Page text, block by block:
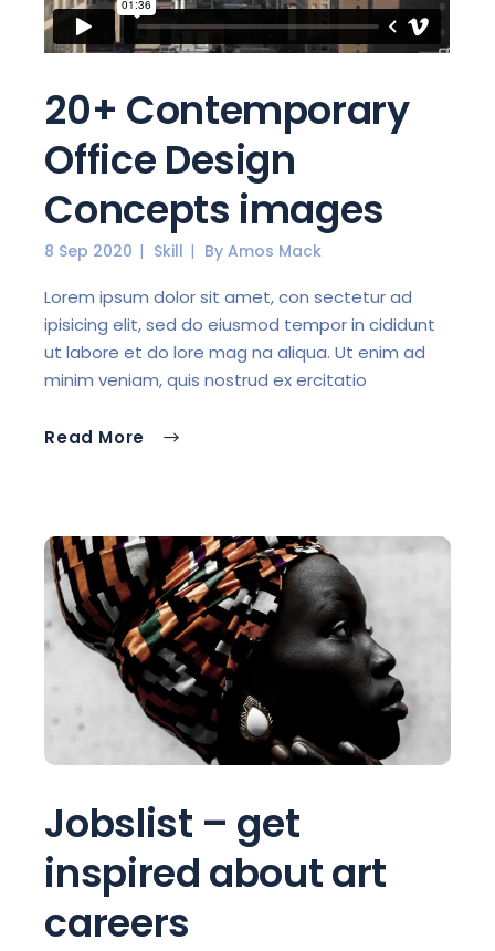
20+ Contemporary
Office Design
Concepts images
8 Sep 2020 Skill By Amos Mack
Lorem ipsum dolor sit amet, con sectetur ad
ipisicing elit, sed do eiusmod tempor in cididunt
ut labore et do lore mag na aliqua. Ut enim ad
minim veniam, quis nostrud ex ercitatio
Read More
Jobslist – get
inspired about art
careers